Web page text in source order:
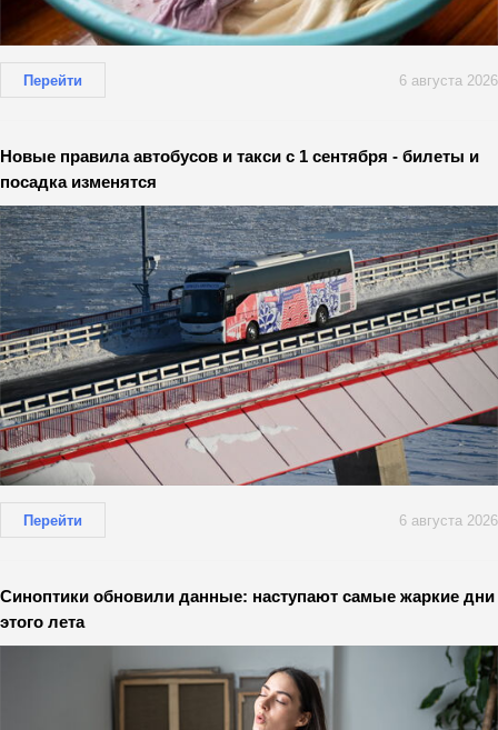
Перейти 6 августа 2026
Новые правила автобусов и такси с 1 сентября - билеты и
посадка изменятся
Перейти 6 августа 2026
Синоптики обновили данные: наступают самые жаркие дни
этого лета